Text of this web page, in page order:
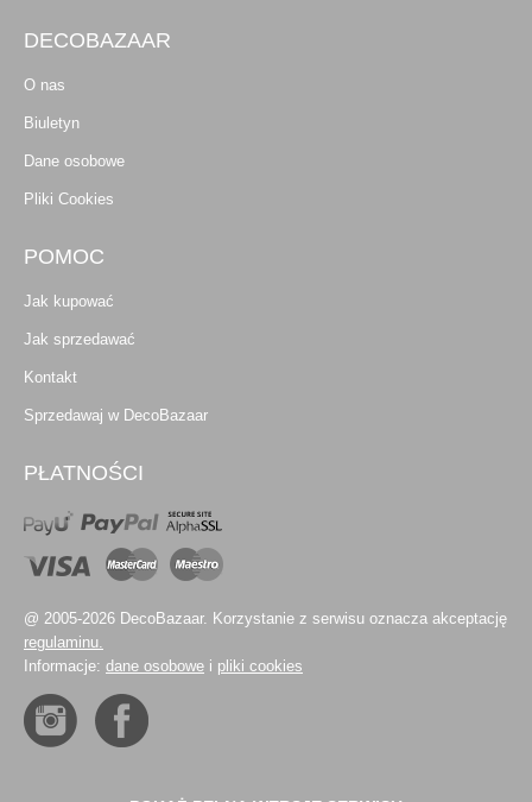
DECOBAZAAR
O nas
Biuletyn
Dane osobowe
Pliki Cookies
POMOC
Jak kupować
Jak sprzedawać
Kontakt
Sprzedawaj w DecoBazaar
PŁATNOŚCI
@ 2005-2026 DecoBazaar. Korzystanie z serwisu oznacza akceptację
regulaminu.
Informacje: dane osobowe i pliki cookies